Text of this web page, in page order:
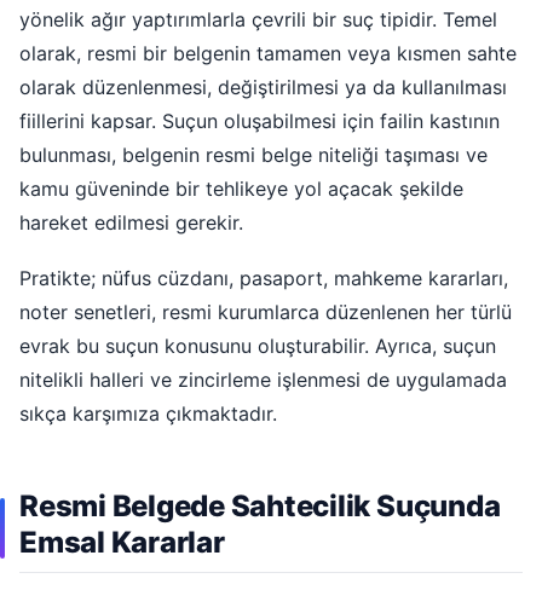
yönelik ağır yaptırımlarla çevrili bir suç tipidir. Temel
olarak, resmi bir belgenin tamamen veya kısmen sahte
olarak düzenlenmesi, değiştirilmesi ya da kullanılması
fiillerini kapsar. Suçun oluşabilmesi için failin kastının
bulunması, belgenin resmi belge niteliği taşıması ve
kamu güveninde bir tehlikeye yol açacak şekilde
hareket edilmesi gerekir.
Pratikte; nüfus cüzdanı, pasaport, mahkeme kararları,
noter senetleri, resmi kurumlarca düzenlenen her türlü
evrak bu suçun konusunu oluşturabilir. Ayrıca, suçun
nitelikli halleri ve zincirleme işlenmesi de uygulamada
sıkça karşımıza çıkmaktadır.
Resmi Belgede Sahtecilik Suçunda
Emsal Kararlar